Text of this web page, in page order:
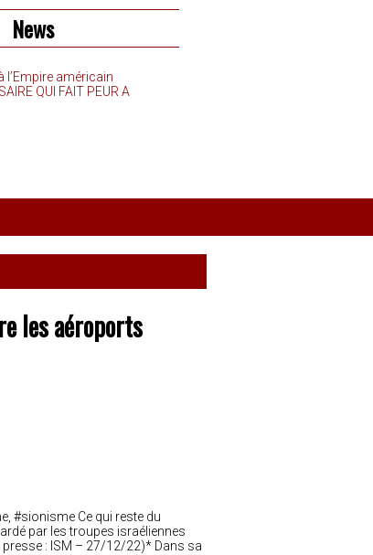
News
l’Empire américain
QUI FAIT PEUR A
les aéroports
#sionisme Ce qui reste du
par les troupes israéliennes
presse : ISM – 27/12/22)* Dans sa